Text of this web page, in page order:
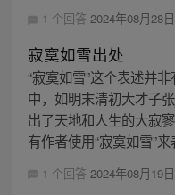
1 个回答 2024年08月28
寂寞如雪出处
“寂寞如雪”这个表述并
中，如明末清初大才子
出了天地和人生的大寂
有作者使用“寂寞如雪”
1 个回答 2024年08月19